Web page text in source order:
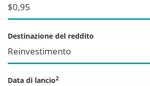
$0,95
Destinazione del reddito
Reinvestimento
Data di lancio2